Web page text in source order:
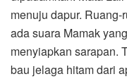
menuju dapur.
ada suara Mamak
menyiapkan sarapan.
bau jelaga hitam dari